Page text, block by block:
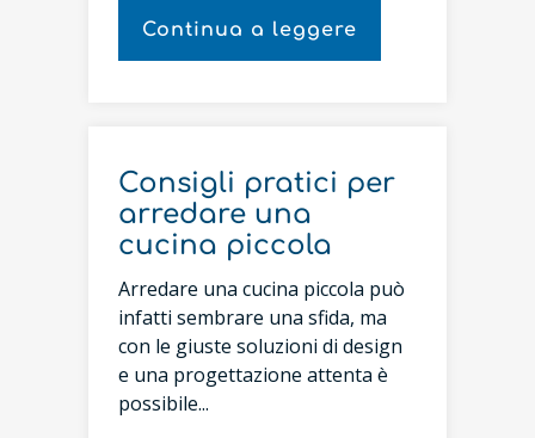
Continua a leggere
Consigli pratici per
arredare una
cucina piccola
Arredare una cucina piccola può
infatti sembrare una sfida, ma
con le giuste soluzioni di design
e una progettazione attenta è
possibile...